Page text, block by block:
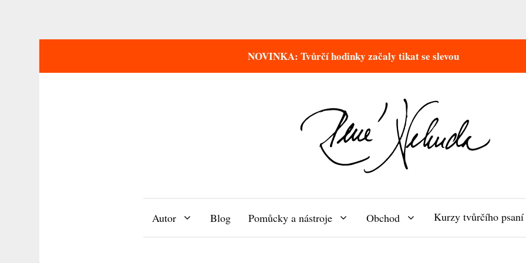
NOVINKA: Tvůrčí hodinky začaly tikat se slevou
Autor Blog Pomůcky a nástroje Obchod Kurzy tvůrčího psaní